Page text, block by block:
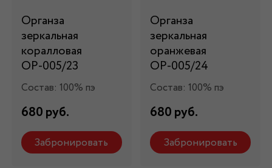
Органза
зеркальная
коралловая
ОР-005/23
Состав: 100% пэ
680 руб.
Забронировать
Органза
зеркальная
оранжевая
ОР-005/24
Состав: 100% пэ
680 руб.
Забронировать